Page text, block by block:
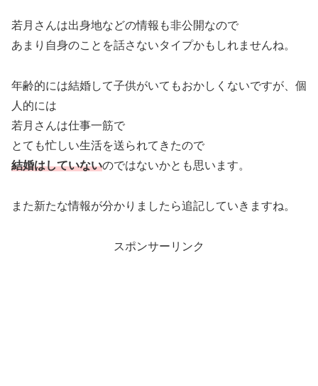
若月さんは出身地などの情報も非公開なので
あまり自身のことを話さないタイプかもしれませんね。
年齢的には結婚して子供がいてもおかしくないですが、個
人的には
若月さんは仕事一筋で
とても忙しい生活を送られてきたので
結婚はしていないのではないかとも思います。
また新たな情報が分かりましたら追記していきますね。
スポンサーリンク